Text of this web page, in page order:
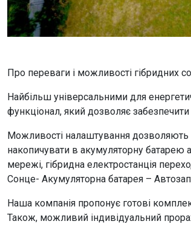
Про переваги і можливості гібридних
Найбільш універсальними для
функціонал, який дозволяє
Можливості налаштування дозволяють
накопичувати в акумуляторну батарею
мережі, гібридна електростанція
Сонце- Акумуляторна батарея –
Наша компанія пропонує готові
Також, можливий індивідуальний